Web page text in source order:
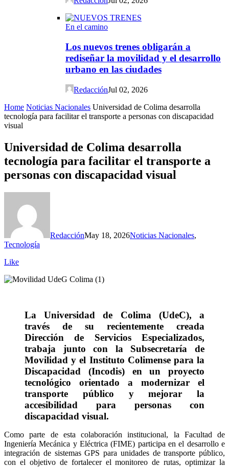
En el camino
Los nuevos trenes obligarán a
rediseñar la movilidad y el desarrollo
urbano en las ciudades
RedacciónJul 02, 2026
Home Noticias Nacionales Universidad de Colima desarrolla
tecnología para facilitar el transporte a personas con discapacidad
visual
Universidad de Colima desarrolla
tecnología para facilitar el transporte a
personas con discapacidad visual
RedacciónMay 18, 2026Noticias Nacionales,
Tecnología
Like
La Universidad de Colima (UdeC), a
través de su recientemente creada
Dirección de Servicios Especializados,
trabaja junto con la Subsecretaría de
Movilidad y el Instituto Colimense para la
Discapacidad (Incodis) en un proyecto
tecnológico orientado a modernizar el
transporte público y mejorar la
accesibilidad para personas con
discapacidad visual.
Como parte de esta colaboración institucional, la Facultad de
Ingeniería Mecánica y Eléctrica (FIME) participa en el desarrollo e
integración de sistemas GPS para unidades de transporte público,
con el objetivo de fortalecer el monitoreo de rutas, optimizar la